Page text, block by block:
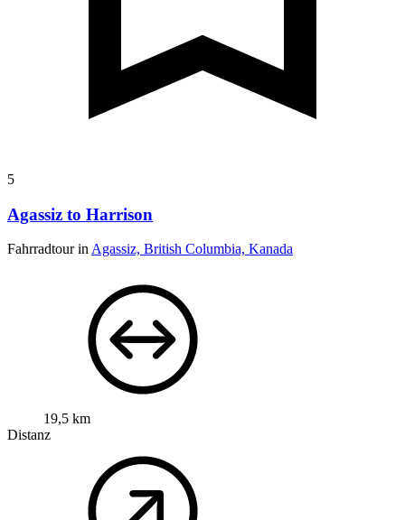
5
Agassiz to Harrison
Fahrradtour in Agassiz, British Columbia, Kanada
19,5 km
Distanz